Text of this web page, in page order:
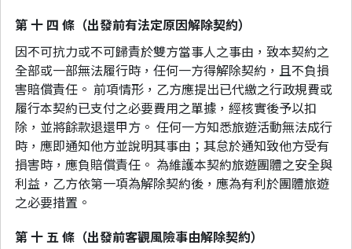
第 十 四 條（出發前有法定原因解除契約）
因不可抗力或不可歸責於雙方當事人之事由，致本契約之
全部或一部無法履行時，任何一方得解除契約，且不負損
害賠償責任。 前項情形，乙方應提出已代繳之行政規費或
履行本契約已支付之必要費用之單據，經核實後予以扣
除，並將餘款退還甲方。 任何一方知悉旅遊活動無法成行
時，應即通知他方並說明其事由；其怠於通知致他方受有
損害時，應負賠償責任。 為維護本契約旅遊團體之安全與
利益，乙方依第一項為解除契約後，應為有利於團體旅遊
之必要措置。
第 十 五 條（出發前客觀風險事由解除契約）